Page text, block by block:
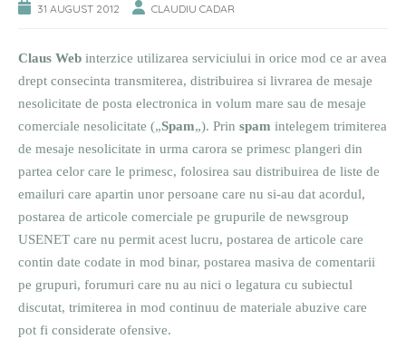
31 AUGUST 2012 CLAUDIU CADAR
Claus Web interzice utilizarea serviciului in orice mod ce ar avea
drept consecinta transmiterea, distribuirea si livrarea de mesaje
nesolicitate de posta electronica in volum mare sau de mesaje
comerciale nesolicitate („Spam„). Prin spam intelegem trimiterea
de mesaje nesolicitate in urma carora se primesc plangeri din
partea celor care le primesc, folosirea sau distribuirea de liste de
emailuri care apartin unor persoane care nu si-au dat acordul,
postarea de articole comerciale pe grupurile de newsgroup
USENET care nu permit acest lucru, postarea de articole care
contin date codate in mod binar, postarea masiva de comentarii
pe grupuri, forumuri care nu au nici o legatura cu subiectul
discutat, trimiterea in mod continuu de materiale abuzive care
pot fi considerate ofensive.